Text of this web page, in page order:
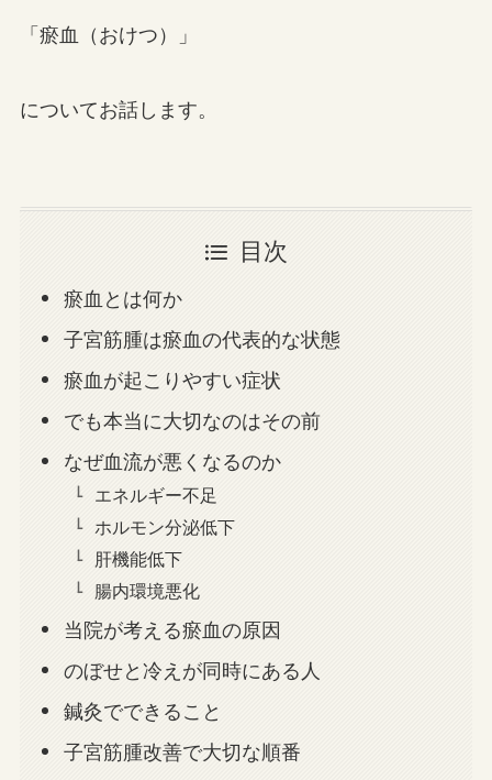
「瘀血（おけつ）」
についてお話します。
目次
瘀血とは何か
子宮筋腫は瘀血の代表的な状態
瘀血が起こりやすい症状
でも本当に大切なのはその前
なぜ血流が悪くなるのか
エネルギー不足
ホルモン分泌低下
肝機能低下
腸内環境悪化
当院が考える瘀血の原因
のぼせと冷えが同時にある人
鍼灸でできること
子宮筋腫改善で大切な順番